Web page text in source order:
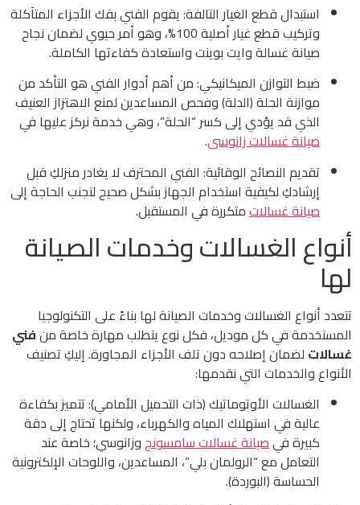
استبدال قطع الغيار التالفة: يقوم الفني بفك الأجزاء المتآكلة
وتركيب قطع غيار أصلية 100%، وهو أمر حيوي لضمان نجاح
صيانة غسالة وايت بوينت واستعادة كفاءتها الكاملة.
ضبط التوازن الميكانيكي: من أهم أدوار الفني هو التأكد من
موازنة الحلة (الدلة) وفحص المساعدين لمنع الاهتزاز العنيف
الذي قد يؤدي إلى كسر “الحلة”، وهي خدمة نركز عليها في
صيانة غسالات زانوسى.
تقديم النصائح الوقائية: الفني المحترف لا يغادر منزلكِ قبل
إرشادكِ لكيفية استخدام الجهاز بشكل صحيح لتجنب الحاجة إلى
صيانة غسالاتمتكررة في المستقبل.
أنواع الغسالات وخدمات الصيانة
لها
تتعدد أنواع الغسالات وخدمات الصيانة لها بناءً على التكنولوجيا
المستخدمة في كل موديل، فكل نوع يتطلب مهارة خاصة منفني
غسالات لضمان إصلاحه دون تلف الأجزاء المجاورة. إليكِ تصنيف
الأنواع والخدمات التي نقدمها:
الغسالات الأوتوماتيك (ذات التحميل الأمامي): تتميز بكفاءة
عالية في استهلاك المياه والكهرباء، ولكنها تحتاج إلى دقة
كبيرة فيصيانة غسالات سامسونجوزانوسي؛ خاصة عند
التعامل مع “الرولمان بلي”، المساعدين، واللوحات الإلكترونية
الحساسة (البوردة).